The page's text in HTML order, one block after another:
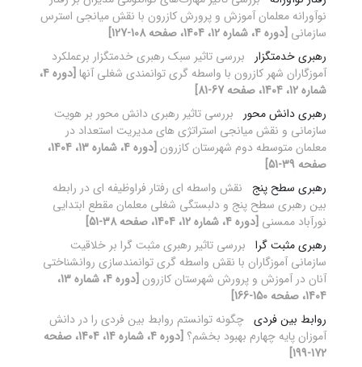
نوآورانه معلمان آموزش و پرورش کازرون با نقش میانجی استرس
سازمانی [دوره 4، شماره 12، 1404، صفحه 108-127]
رهبری خدمتگزار
بررسی تاثیر سبک رهبری خدمتگزار برعملکرد
آموزگاران شهر کازرون با واسطه گری توانمندی شغلی آنها
[دوره 4،
شماره 12، 1404، صفحه 67-81]
رهبری دانش محور
بررسی تاثیر رهبری دانش محور بر هویت
سازمانی و نقش میانجی استراتژی های مدیریت استعداد در
معلمان متوسطه دوم شهرستان کازرون
[دوره 4، شماره 13، 1404،
صفحه 39-51]
رهبری سطح پنج
نقش واسطه ای رفتار فراوظیفه ای در رابطه
بین رهبری سطح پنج و دلبستگی شغلی معلمان مقطع ابتدایی
نورآباد ممسنی [دوره 4، شماره 12، 1404، صفحه 38-51]
رهبری مثبت گرا بررسی تاثیر رهبری مثبت گرا بر خلاقیت
سازمانی آموزگاران با نقش واسطه گری توانمندسازی روانشناختی
آنان در آموزش و پرورش شهرستان کازرون
[دوره 4، شماره 13،
1404، صفحه 150-166]
روابط بین فردی چگونه توانستم روابط بین فردی را در دانش
آموزان پایه چهارم بهبود بخشم؟
[دوره 4، شماره 14، 1404، صفحه
172-199]